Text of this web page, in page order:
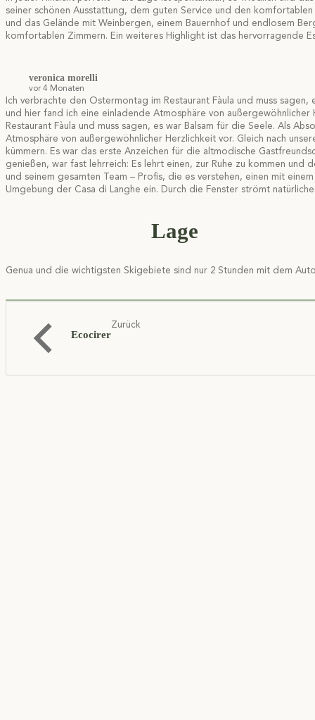
seiner schönen Ausstattung, dem guten Service und den
und das Gelände mit Weinbergen, einem Bauernhof und endlosem
komfortablen Zimmern. Ein weiteres Highlight ist das hervorragende
veronica morelli
vor 4 Monaten
Ich verbrachte den Ostermontag im Restaurant Fàula und muss
und hier fand ich eine einladende Atmosphäre von
Restaurant Fàula und muss sagen, es war Balsam für die Seele. Als
Atmosphäre von außergewöhnlicher Herzlichkeit vor. Gleich nach
kümmern. Es war das erste Anzeichen für die altmodische
genießen, war fast lehrreich: Es lehrt einen, zur Ruhe zu kommen
und seinem gesamten Team – Profis, die es verstehen, einen mit
Umgebung der Casa di Langhe ein. Durch die Fenster strömt
Lage
Genua und die wichtigsten Skigebiete sind nur 2 Stunden mit dem
Ecocirer
Zurück